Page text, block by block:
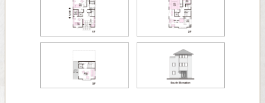
分譲住宅（建売・土地）検索
法人のお客さま
企業不動産活用（CRE）戦略
社宅建築
事業用リノベーション
分譲マンション開発事業
収益不動産・投資開発事業
アフターメンテナンス
ミサワリフォーム
ニュース
MISAWAについて
ミサワホームグループ
カタログ請求
住まいのご相談